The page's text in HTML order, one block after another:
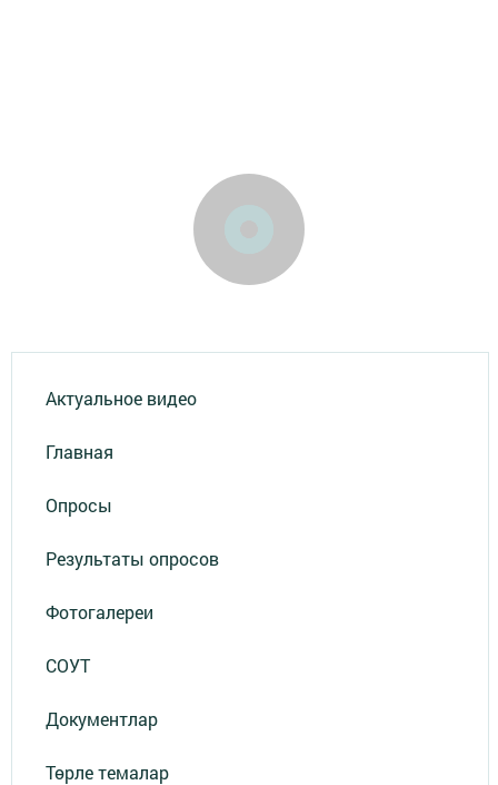
Актуальное видео
Главная
Опросы
Результаты опросов
Фотогалереи
СОУТ
Документлар
Төрле темалар